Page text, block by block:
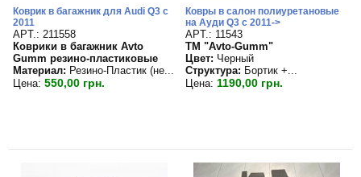
Коврик в багажник для Audi Q3 с
2011
APT.: 211558
Коврики в багажник Avto
Gumm резино-пластиковые
Материал: Резино-Пластик (не...
Цена: 550,00 грн.
Ковры в салон полиуретановые
на Ауди Q3 с 2011->
APT.: 11543
TM "Avto-Gumm"
Цвет: Черный
Структура: Бортик +...
Цена: 1190,00 грн.